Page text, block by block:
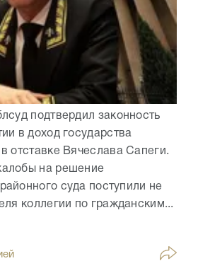
подтвердил законность
в доход государства
отставке Вячеслава Сапеги.
на решение
суда поступили не
коллегии по гражданским...